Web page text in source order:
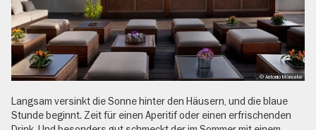
, © Antonio Monsalve
Langsam versinkt die Sonne hinter den Häusern, und die blaue
Stunde beginnt. Zeit für einen Aperitif oder einen erfrischenden